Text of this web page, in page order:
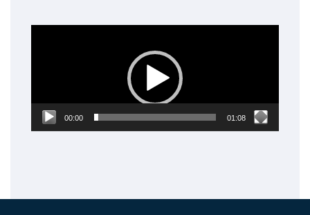
00:00 01:08